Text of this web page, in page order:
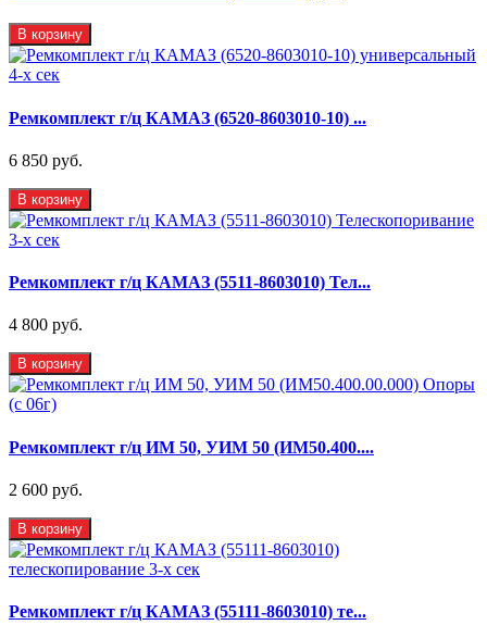
В корзину
Ремкомплект г/ц КАМАЗ (6520-8603010-10) ...
6 850 руб.
В корзину
Ремкомплект г/ц КАМАЗ (5511-8603010) Тел...
4 800 руб.
В корзину
Ремкомплект г/ц ИМ 50, УИМ 50 (ИМ50.400....
2 600 руб.
В корзину
Ремкомплект г/ц КАМАЗ (55111-8603010) те...